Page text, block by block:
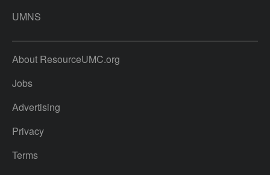
UMNS
About ResourceUMC.org
Jobs
Advertising
Privacy
Terms